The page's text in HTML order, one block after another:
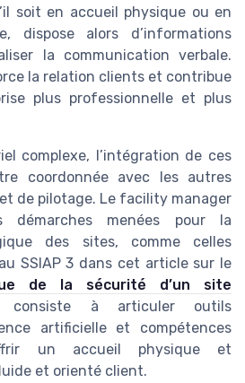
soit en accueil physique ou en
dispose alors d’informations
la communication verbale.
la relation clients et contribue
plus professionnelle et plus
complexe, l’intégration de ces
coordonnée avec les autres
de pilotage. Le facility manager
démarches menées pour la
des sites, comme celles
SSIAP 3 dans cet article sur le
de la sécurité d’un site
consiste à articuler outils
artificielle et compétences
un accueil physique et
et orienté client.